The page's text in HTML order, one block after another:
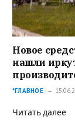
Новое
нашли
*ГЛАВНОЕ
Читать далее